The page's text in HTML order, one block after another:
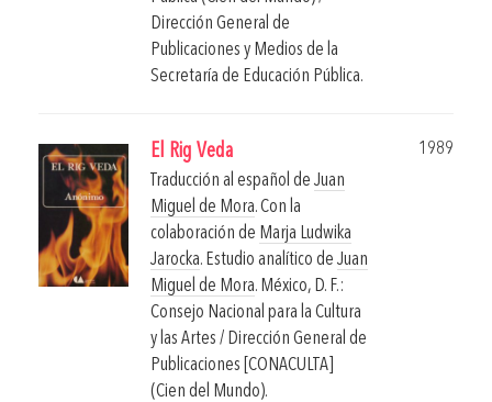
Dirección General de
Publicaciones y Medios de la
Secretaría de Educación Pública.
El Rig Veda
1989
Traducción al español de Juan
Miguel de Mora. Con la
colaboración de Marja Ludwika
Jarocka. Estudio analítico de Juan
Miguel de Mora. México, D. F.:
Consejo Nacional para la Cultura
y las Artes / Dirección General de
Publicaciones [CONACULTA]
(Cien del Mundo).